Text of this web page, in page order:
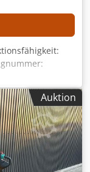
, Masttyp:Triplex,
garantierter
DETAILS
2.132
625 Ah
Auktion